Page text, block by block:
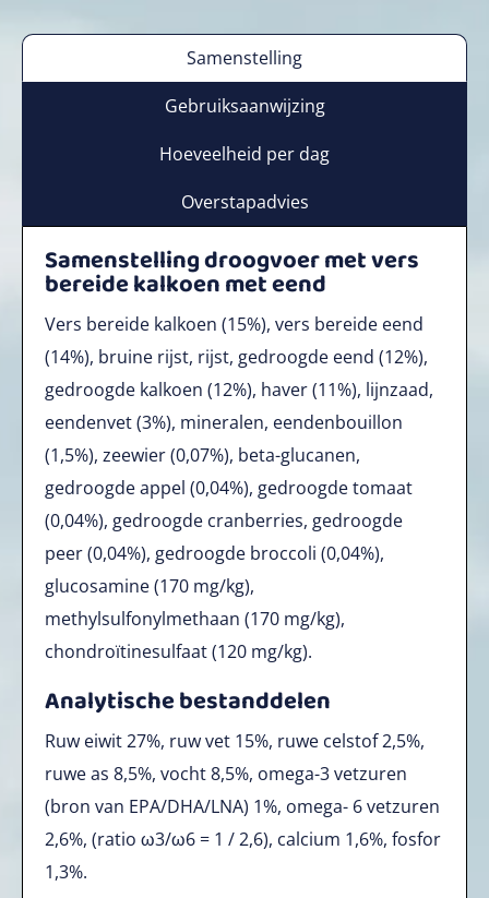
Samenstelling
Gebruiksaanwijzing
Hoeveelheid per dag
Overstapadvies
Samenstelling droogvoer met vers
bereide kalkoen met eend
Vers bereide kalkoen (15%), vers bereide eend
(14%), bruine rijst, rijst, gedroogde eend (12%),
gedroogde kalkoen (12%), haver (11%), lijnzaad,
eendenvet (3%), mineralen, eendenbouillon
(1,5%), zeewier (0,07%), beta-glucanen,
gedroogde appel (0,04%), gedroogde tomaat
(0,04%), gedroogde cranberries, gedroogde
peer (0,04%), gedroogde broccoli (0,04%),
glucosamine (170 mg/kg),
methylsulfonylmethaan (170 mg/kg),
chondroïtinesulfaat (120 mg/kg).
Analytische bestanddelen
Ruw eiwit 27%, ruw vet 15%, ruwe celstof 2,5%,
ruwe as 8,5%, vocht 8,5%, omega-3 vetzuren
(bron van EPA/DHA/LNA) 1%, omega- 6 vetzuren
2,6%, (ratio ω3/ω6 = 1 / 2,6), calcium 1,6%, fosfor
1,3%.